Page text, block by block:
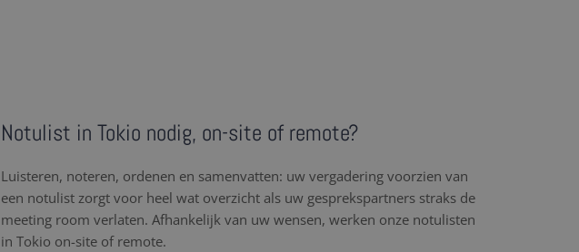
Notulist in Tokio nodig, on-site of remote?
Luisteren, noteren, ordenen en samenvatten: uw vergadering voorzien van
een notulist zorgt voor heel wat overzicht als uw gesprekspartners straks de
meeting room verlaten. Afhankelijk van uw wensen, werken onze notulisten
in Tokio on-site of remote.